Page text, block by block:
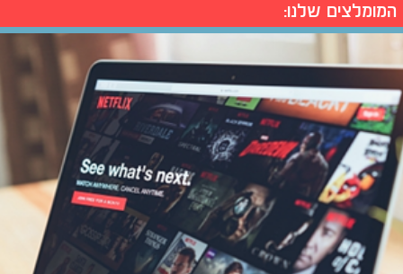
המומלצים שלנו: